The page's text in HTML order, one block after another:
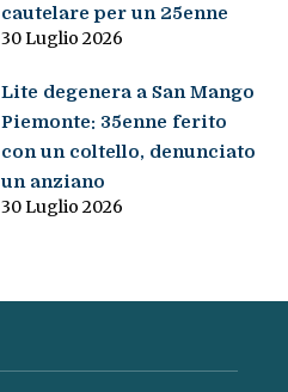
cautelare per un 25enne
30 Luglio 2026
Lite degenera a San Mango
Piemonte: 35enne ferito
con un coltello, denunciato
un anziano
30 Luglio 2026